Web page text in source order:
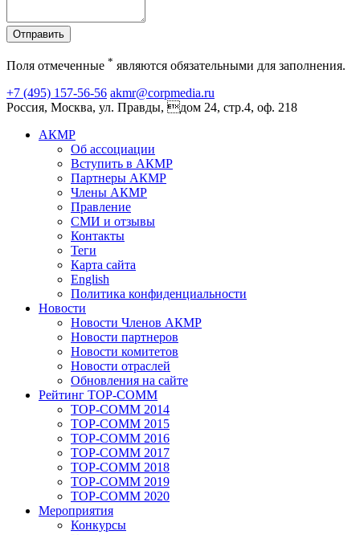
Отправить
Поля отмеченные * являются обязательными для заполнения.
+7 (495) 157-56-56 akmr@corpmedia.ru
Россия, Москва, ул. Правды, дом 24, стр.4, оф. 218
АКМР
Об ассоциации
Вступить в АКМР
Партнеры АКМР
Члены АКМР
Правление
СМИ и отзывы
Контакты
Теги
Карта сайта
English
Политика конфиденциальности
Новости
Новости Членов АКМР
Новости партнеров
Новости комитетов
Новости отраслей
Обновления на сайте
Рейтинг TOP-COMM
TOP-COMM 2014
TOP-COMM 2015
TOP-COMM 2016
TOP-COMM 2017
TOP-COMM 2018
TOP-COMM 2019
TOP-COMM 2020
Мероприятия
Конкурсы